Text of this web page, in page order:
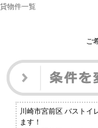
物件一覧
ご
川崎市宮前区 バストイ
ます！